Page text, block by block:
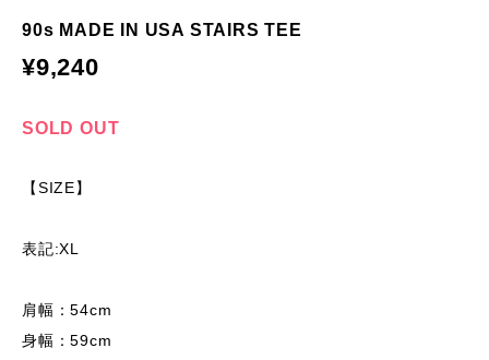
90s MADE IN USA STAIRS TEE
¥9,240
SOLD OUT
【SIZE】
表記:XL
肩幅：54cm
身幅：59cm